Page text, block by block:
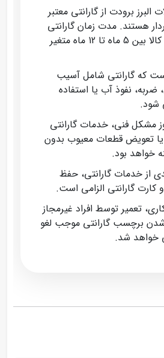
البرز برودت از گارانتی معتبر
هستند. مدت زمان گارانتی
بسته به نوع کالا بین 5 ماه تا 12 ماه متغیر
که گارانتی شامل آسیب‌
ضربه، نفوذ آب یا استفاده
شود.
مشکل فنی، خدمات گارانتی
تعویض قطعات معیوب بدون
خواهد بود.
از خدمات گارانتی، حفظ
کارت گارانتی الزامی است.
تعمیر توسط افراد غیرمجاز
برچسب گارانتی موجب لغو
خواهد شد.